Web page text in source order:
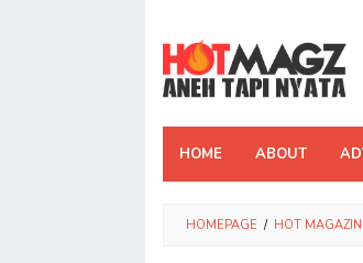
content
HOME ABOUT
HOMEPAGE / HOT